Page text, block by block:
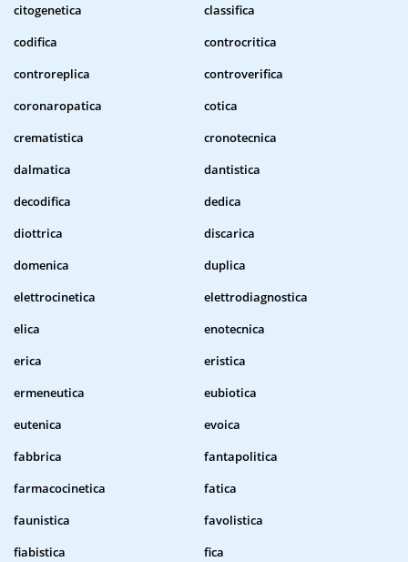
citogenetica
classifica
codifica
controcritica
controreplica
controverifica
coronaropatica
cotica
crematistica
cronotecnica
dalmatica
dantistica
decodifica
dedica
diottrica
discarica
domenica
duplica
elettrocinetica
elettrodiagnostica
elica
enotecnica
erica
eristica
ermeneutica
eubiotica
eutenica
evoica
fabbrica
fantapolitica
farmacocinetica
fatica
faunistica
favolistica
fiabistica
fica